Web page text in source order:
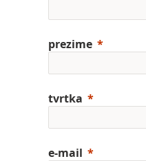
prezime
tvrtka
e-mail